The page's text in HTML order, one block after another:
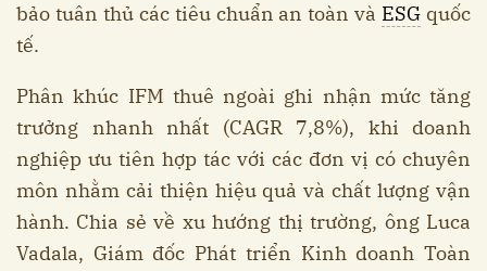
bảo tuân thủ các tiêu chuẩn an toàn và ESG quốc
tế.
Phân khúc IFM thuê ngoài ghi nhận mức tăng
trưởng nhanh nhất (CAGR 7,8%), khi doanh
nghiệp ưu tiên hợp tác với các đơn vị có chuyên
môn nhằm cải thiện hiệu quả và chất lượng vận
hành. Chia sẻ về xu hướng thị trường, ông Luca
Vadala, Giám đốc Phát triển Kinh doanh Toàn